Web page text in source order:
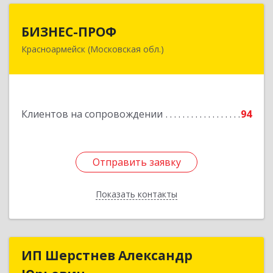
БИЗНЕС-ПРОФ
Красноармейск (Московская обл.)
Клиентов на сопровождении 94
Отправить заявку
Показать контакты
141290, Московская обл, Красноармейск г,
Отправить заявку
Назад
ИП Шерстнев Александр
ИП Шерстнев Александр